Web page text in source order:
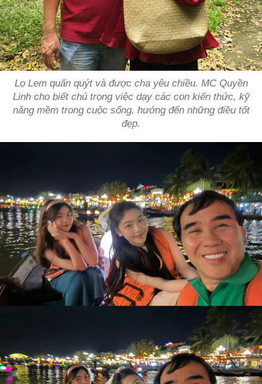
Lọ Lem quấn quýt và được cha yêu chiều. MC Quyền
Linh cho biết chú trọng việc dạy các con kiến thức, kỹ
năng mềm trong cuộc sống, hướng đến những điều tốt
đẹp.